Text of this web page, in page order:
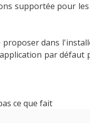
supportée pour
dans
par défaut
ce que fait